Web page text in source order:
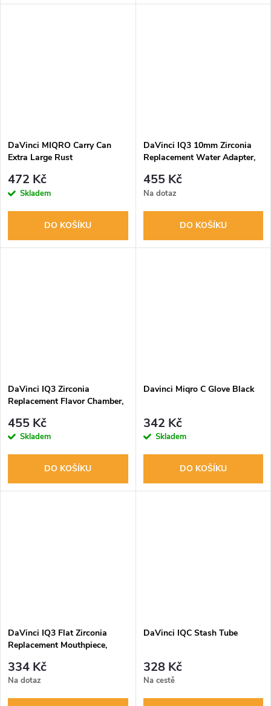
DaVinci MIQRO Carry Can
Extra Large Rust
472 Kč
Skladem
DO KOŠÍKU
DaVinci IQ3 10mm Zirconia
Replacement Water Adapter,
455 Kč
Na dotaz
DO KOŠÍKU
DaVinci IQ3 Zirconia
Replacement Flavor Chamber,
455 Kč
Skladem
DO KOŠÍKU
Davinci Miqro C Glove Black
342 Kč
Skladem
DO KOŠÍKU
DaVinci IQ3 Flat Zirconia
Replacement Mouthpiece,
334 Kč
Na dotaz
DaVinci IQC Stash Tube
328 Kč
Na cestě